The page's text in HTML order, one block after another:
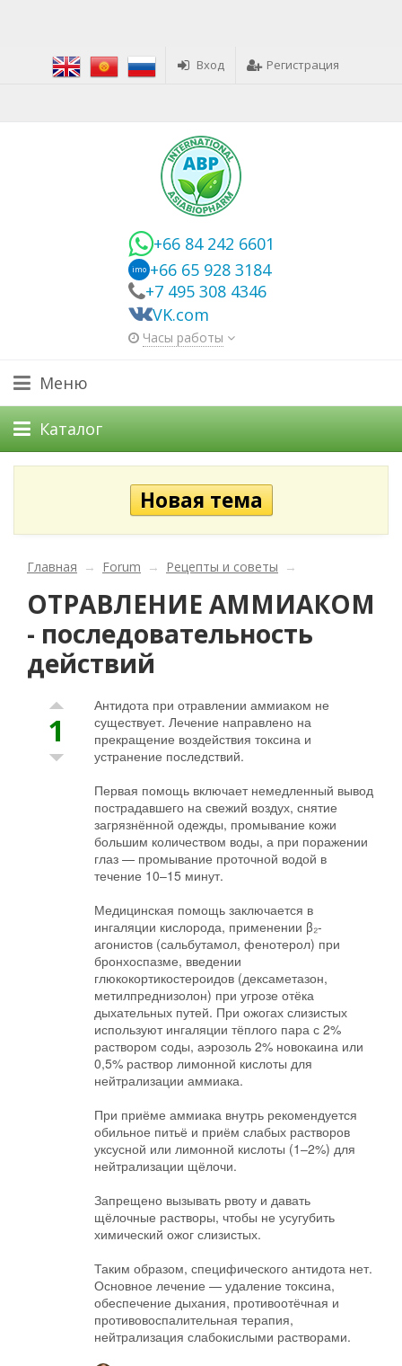
Вход Регистрация
+66 84 242 6601
imo +66 65 928 3184
+7 495 308 4346
VK.com
Часы работы
Меню
Каталог
Главная → Forum → Рецепты и советы →
ОТРАВЛЕНИЕ АММИАКОМ
- последовательность
действий
1
Антидота при отравлении аммиаком не
существует. Лечение направлено на
прекращение воздействия токсина и
устранение последствий.
Первая помощь включает немедленный вывод
пострадавшего на свежий воздух, снятие
загрязнённой одежды, промывание кожи
большим количеством воды, а при поражении
глаз — промывание проточной водой в
течение 10–15 минут.
Медицинская помощь заключается в
ингаляции кислорода, применении β₂-
агонистов (сальбутамол, фенотерол) при
бронхоспазме, введении
глюкокортикостероидов (дексаметазон,
метилпреднизолон) при угрозе отёка
дыхательных путей. При ожогах слизистых
используют ингаляции тёплого пара с 2%
раствором соды, аэрозоль 2% новокаина или
0,5% раствор лимонной кислоты для
нейтрализации аммиака.
При приёме аммиака внутрь рекомендуется
обильное питьё и приём слабых растворов
уксусной или лимонной кислоты (1–2%) для
нейтрализации щёлочи.
Запрещено вызывать рвоту и давать
щёлочные растворы, чтобы не усугубить
химический ожог слизистых.
Таким образом, специфического антидота нет.
Основное лечение — удаление токсина,
обеспечение дыхания, противоотёчная и
противовоспалительная терапия,
нейтрализация слабокислыми растворами.